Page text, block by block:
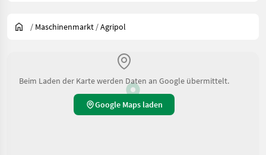
/ Maschinenmarkt /Agripol
Beim Laden der Karte werden Daten an Google übermittelt.
Google Maps laden